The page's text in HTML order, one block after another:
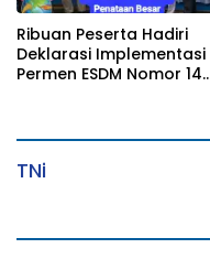
Ribuan Peserta Hadiri
Deklarasi Implementasi
Permen ESDM Nomor 14
TNi